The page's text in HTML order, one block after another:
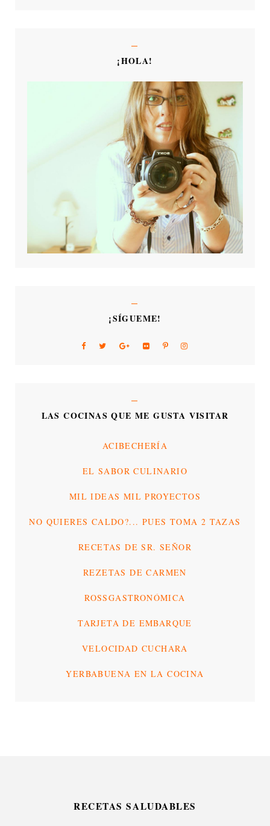
¡HOLA!
¡SÍGUEME!
LAS COCINAS QUE ME GUSTA VISITAR
ACIBECHERÍA
EL SABOR CULINARIO
MIL IDEAS MIL PROYECTOS
NO QUIERES CALDO?... PUES TOMA 2 TAZAS
RECETAS DE SR. SEÑOR
REZETAS DE CARMEN
ROSSGASTRONÓMICA
TARJETA DE EMBARQUE
VELOCIDAD CUCHARA
YERBABUENA EN LA COCINA
RECETAS SALUDABLES